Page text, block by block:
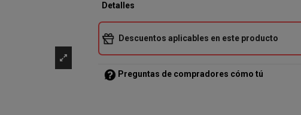
Detalles
Descuentos aplicables en este producto
Preguntas de compradores cómo tú